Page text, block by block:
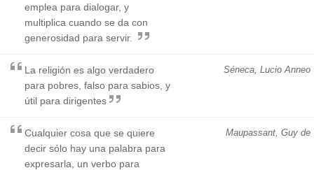
emplea para dialogar, y
multiplica cuando se da con
generosidad para servir.
Séneca, Lucio Anneo
La religión es algo verdadero
para pobres, falso para sabios, y
útil para dirigentes
Maupassant, Guy de
Cualquier cosa que se quiere
decir sólo hay una palabra para
expresarla, un verbo para